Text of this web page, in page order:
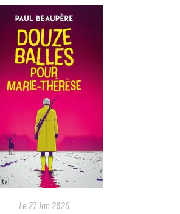
Le27 Jan 2026